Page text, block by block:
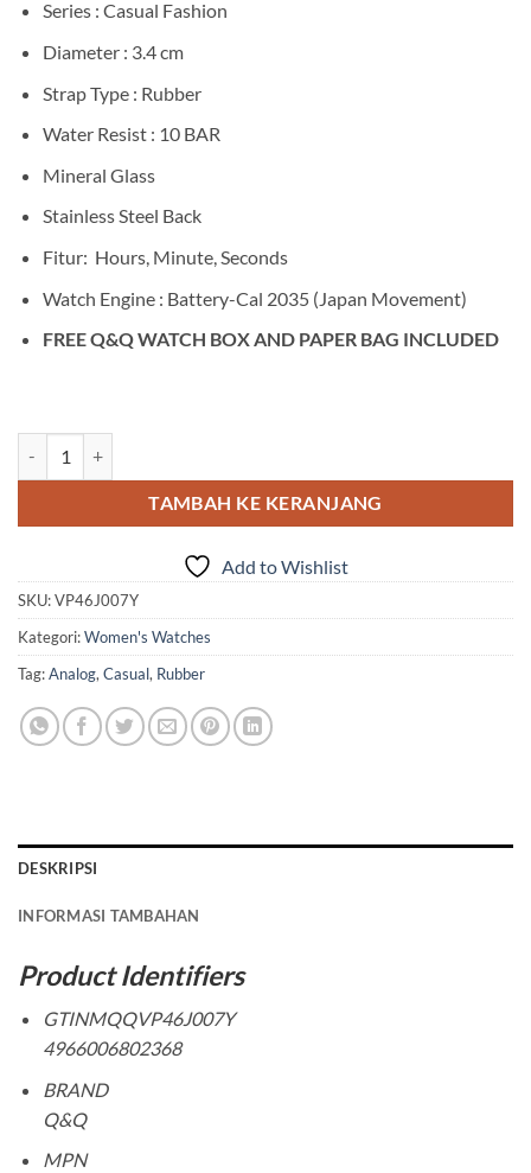
Series : Casual Fashion
Diameter : 3.4 cm
Strap Type : Rubber
Water Resist : 10 BAR
Mineral Glass
Stainless Steel Back
Fitur: Hours, Minute, Seconds
Watch Engine : Battery-Cal 2035 (Japan Movement)
FREE Q&Q WATCH BOX AND PAPER BAG INCLUDED
TAMBAH KE KERANJANG
Add to Wishlist
SKU:VP46J007Y
Kategori:Women's Watches
Tag:Analog, Casual, Rubber
DESKRIPSI
INFORMASI TAMBAHAN
Product Identifiers
GTINMQQVP46J007Y
4966006802368
BRAND
Q&Q
MPN